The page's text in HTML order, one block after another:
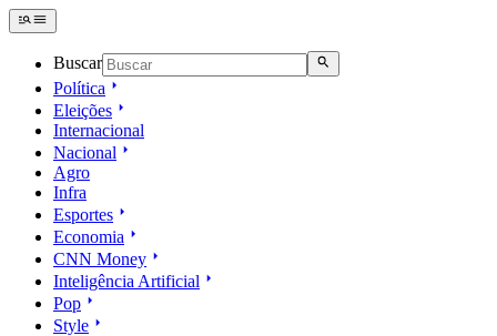
Buscar
Política
Eleições
Internacional
Nacional
Agro
Infra
Esportes
Economia
CNN Money
Inteligência Artificial
Pop
Style